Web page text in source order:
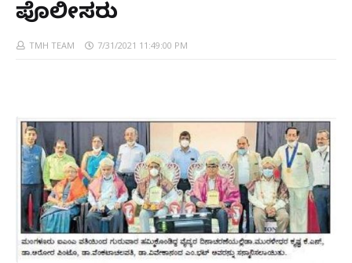
ಪೊಲೀಸರು
TMH TEAM 7/31/2021 11:49:00 PM